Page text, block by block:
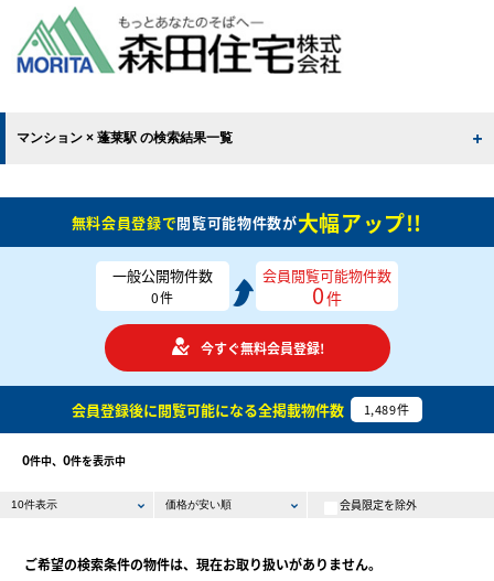
マンション × 蓬莱駅 の検索結果一覧
無料会員登録で閲覧可能物件数が大幅アップ!!
一般公開物件数
0件
会員閲覧可能物件数
0件
今すぐ無料会員登録!
会員登録後に閲覧可能になる全掲載物件数 1,489件
0件中、 0件を表示中
会員限定を除外
ご希望の検索条件の物件は、現在お取り扱いがありません。